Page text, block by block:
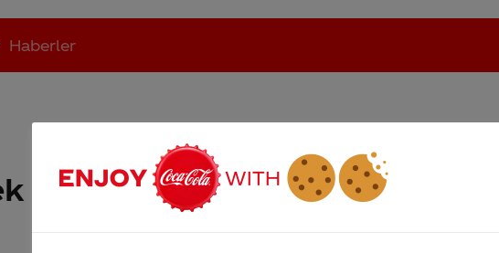
Haberler
Yani ... Coca-Cola'nın Filistin'de fabr... Coca-Cola’yı kim buldu?
atıyor musunuz?